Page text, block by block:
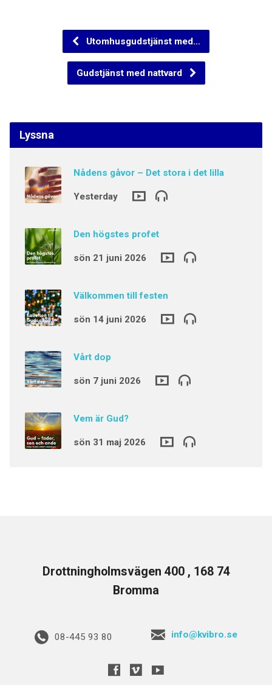
Utomhusgudstjänst med…
Gudstjänst med nattvard
Lyssna
Nådens gåvor – Det stora i det lilla
Yesterday
Den högstes profet
sön 21 juni 2026
Välkommen till festen
sön 14 juni 2026
Vårt dop
sön 7 juni 2026
Vem är Gud?
sön 31 maj 2026
Drottningholmsvägen 400 , 168 74
Bromma
08-445 93 80 info@kvibro.se